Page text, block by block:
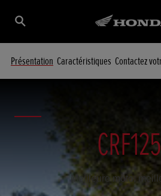
Présentation Caractéristiques Contactez
Meilleure moto,